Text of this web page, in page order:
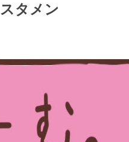
スタメン